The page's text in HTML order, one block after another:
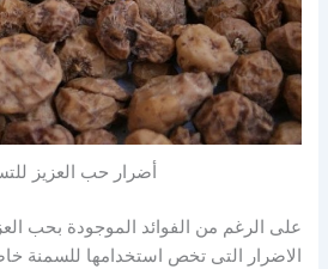
أضرار حب العزيز
على الرغم من الفوائد الموجودة بحب
الاضرار التى تخص استخدامها للسمنة